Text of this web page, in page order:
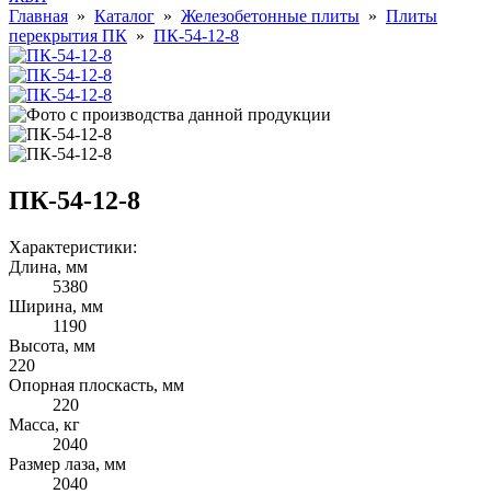
Главная » Каталог » Железобетонные плиты » Плиты
перекрытия ПК » ПК-54-12-8
ПК-54-12-8
Характеристики:
Длина, мм
5380
Ширина, мм
1190
Высота, мм
220
Опорная плоскасть, мм
220
Масса, кг
2040
Размер лаза, мм
2040